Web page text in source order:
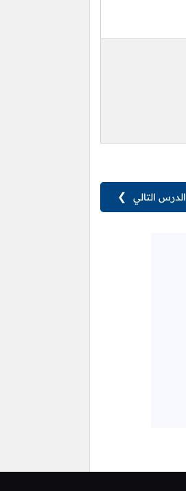
الدرس التالي ❯